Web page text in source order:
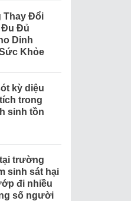
Thay Đổi
Đu Đủ
Dinh
Khỏe
kỳ diệu
trong
sinh tồn
trường
sinh sát hại
đi nhiều
số người